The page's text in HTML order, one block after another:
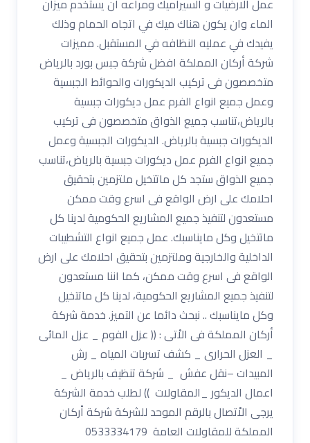
عمل الارضيات و السيراميك ومراعه ان يستخدم ميزان
الماء وان يكون هناك ميك في اتجاه الحمام وذلك
يفيدك في عمليه النظافه في المستقبل. مميزات
شركة أركان المملكة افضل شركة جبس بورد بالرياض
متخصصون فى تركيب الديكورات والحوائط الجبسية
وعمل جميع انواع الفرم عمل ديكورات جبسية
بالرياض،تناسب جميع الذواق متخصصون فى تركيب
الديكورات جبسية بالرياض. الديكورات الجبسية وعمل
جميع انواع الفرم عمل ديكورات جبسية بالرياض،تناسب
جميع الذواق ستجد كل ماتتخيل ملتزمين بتحقيق
احلامك على ارض الواقع فى اسرع وقت ممكن
مستعدون لتنفيذ جميع المشاريع الحكومية لدينا كل
ماتتخيل وكل مايناسبك. عمل جميع انواع التشطيبات
الداخلية والخارجية وملتزمين بتحقيق احلامك على ارض
الواقع فى اسرع وقت ممكن، كما اننا مستعدون
لتنفيذ جميع المشاريع الحكومية، لدينا كل ماتتخيل
وكل مايناسبك .. نبحث دائما عن التميز. خدمة شركة
أركان المملكة فى الاْتى : (( عزل الفوم _ عزل المائى
_ العزل الحرارى _ كشف تسربات المياه _ رش
المبيدات –نقل عفش _ شركة تنظيف بالرياض _
اعمال الديكور _المقاولات )) لطلب خدمة الشركة
يرجى الاْتصال بالرقم الموحد للشركة شركة أركان
المملكة للمقاولات العامة 0533334179